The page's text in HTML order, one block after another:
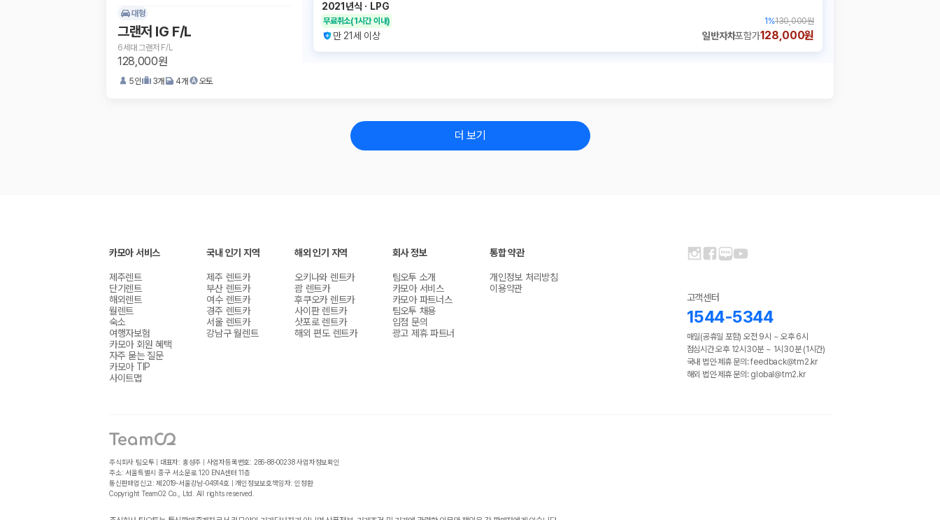
대형
그랜저 IG F/L
6세대 그랜저 F/L
128,000원
5인 3개 4개 오토
2021년식 ㆍ LPG
무료취소(1시간 이내) 1 %130,000원
만 21세 이상 일반자차포함가128,000원
더 보기
카모아 서비스
제주렌트
단기렌트
해외렌트
월렌트
숙소
여행자보험
카모아 회원 혜택
자주 묻는 질문
카모아 TIP
사이트맵
국내 인기 지역
제주 렌트카
부산 렌트카
여수 렌트카
경주 렌트카
서울 렌트카
강남구 월렌트
해외 인기 지역
오키나와 렌트카
괌 렌트카
후쿠오카 렌트카
사이판 렌트카
삿포로 렌트카
해외 편도 렌트카
회사 정보
팀오투 소개
카모아 서비스
카모아 파트너스
팀오투 채용
입점 문의
광고 제휴 파트너
통합 약관
개인정보 처리방침
이용약관
고객센터
1544-5344
매일(공휴일 포함) 오전 9시 ~ 오후 6시
점심시간 오후 12시30분 ~ 1시30분 (1시간)
국내 법인·제휴 문의: feedback@tm2.kr
해외 법인·제휴 문의: global@tm2.kr
주식회사 팀오투 | 대표자: 홍성주 | 사업자등록번호: 286-88-00238 사업자정보확인
주소: 서울특별시 중구 서소문로 120 ENA센터 11층
통신판매업신고: 제2019-서울강남-04914호 | 개인정보보호책임자: 인정환
Copyright TeamO2 Co., Ltd. All rights reserved.